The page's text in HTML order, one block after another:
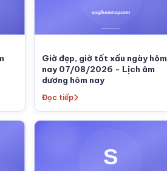
Giờ đẹp, giờ tốt xấu ngày hôm
nay 07/08/2026 - Lịch âm
dương hôm nay
Đọc tiếp